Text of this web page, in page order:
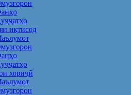
иқтисод
хориҷӣ